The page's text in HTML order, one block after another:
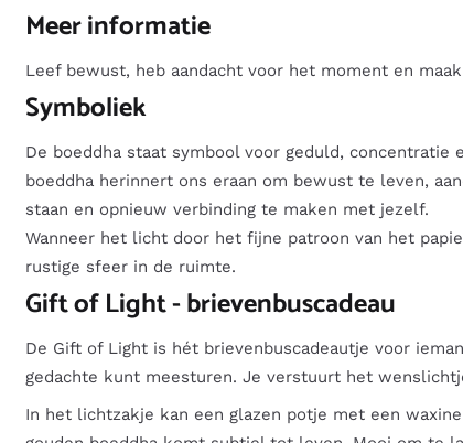
Meer informatie
Leef bewust, heb aandacht voor het moment en
Symboliek
De boeddha staat symbool voor geduld,
boeddha herinnert ons eraan om bewust te leven,
staan en opnieuw verbinding te maken met jezelf.
Wanneer het licht door het fijne patroon van het
rustige sfeer in de ruimte.
Gift of Light - brievenbuscadeau
De Gift of Light is hét brievenbuscadeautje voor
gedachte kunt meesturen. Je verstuurt het
In het lichtzakje kan een glazen potje met een